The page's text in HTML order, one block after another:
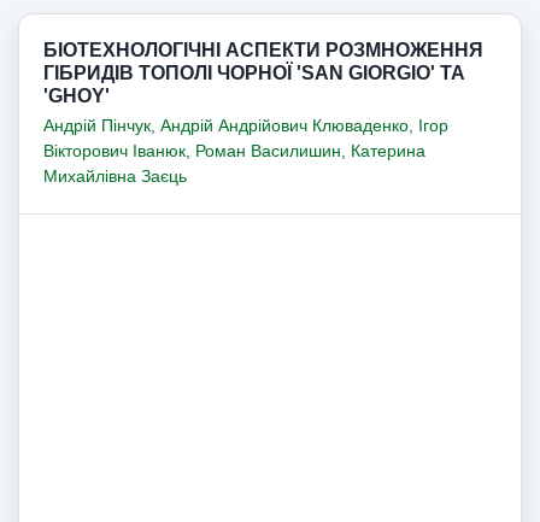
БІОТЕХНОЛОГІЧНІ АСПЕКТИ РОЗМНОЖЕННЯ
ГІБРИДІВ ТОПОЛІ ЧОРНОЇ 'SAN GIORGIO' ТА
'GHOY'
Андрій Пінчук Андрій Андрійович Клюваденко Ігор
Вікторович Іванюк Роман Василишин
Катерина
Михайлівна Заєць